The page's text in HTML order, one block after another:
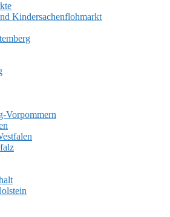
Kindersachenflohmarkt
Vorpommern